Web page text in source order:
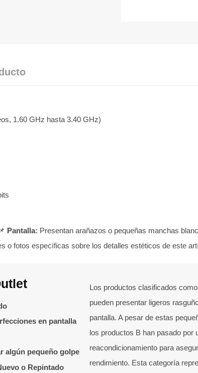
1.60 GHz hasta 3.40 GHz)
Pantalla: Presentan arañazos o pequeñas manchas
o fotos específicas sobre los detalles estéticos de este
en pantalla
algún pequeño golpe
o Repintado
Los productos clasificados
pueden presentar ligeros
pantalla. A pesar de estas
los productos B han pasado por
reacondicionamiento para
rendimiento. Esta categoría